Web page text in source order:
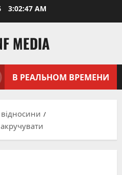
3:02:48 AM
MEDIA
В РЕАЛЬНОМ ВРЕМЕНИ
відносини